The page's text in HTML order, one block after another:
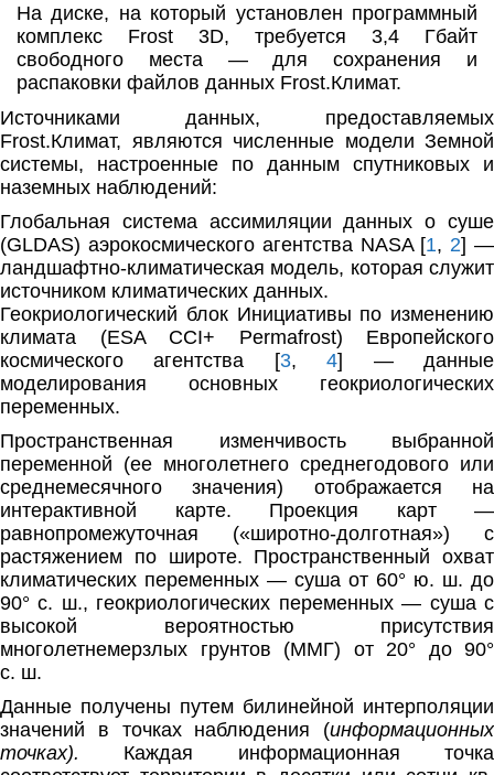
На диске, на который установлен про­граммный
комплекс Frost 3D, требуется 3,4 Гбайт
свободного места — для сохранения и
распаковки файлов данных Frost.Климат.
Источниками данных, предоставляемых
Frost.Климат, являются численные модели Земной
системы, настроен­ные по данным спутниковых и
наземных наблюдений:
Глобальная система ассимиляции данных о суше
(GLDAS) аэрокосмического агентства NASA [1, 2] —
ландшафтно-климатическая модель, которая служит
источником климатических дан­ных.
Геокриологический блок Инициативы по изменению
климата (ESA CCI+ Permafrost) Европейского
космического агентства [3,4] — данные
моделирования основных геокриологических
переменных.
Пространственная изменчивость выбранной
переменной (ее многолетнего среднегодового или
среднемесячного значения) отображается на
интерактивной карте. Проекция карт —
равнопромежуточная («широтно-долготная») с
растяжением по широте. Пространственный охват
климатических переменных — суша от 60° ю. ш. до
90° с. ш., геокриологических переменных — суша с
высокой вероятностью присутствия
многолетнемерзлых грунтов (ММГ) от 20° до 90°
с. ш.
Данные получены путем билинейной интерполяции
значений в точках наблюдения (информационных
точках). Каждая информационная точка